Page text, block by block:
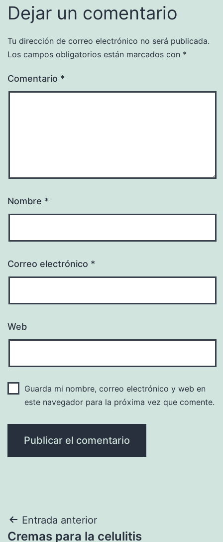
Dejar un comentario
Tu dirección de correo electrónico no será publicada.
Los campos obligatorios están marcados con *
Comentario *
Nombre *
Correo electrónico *
Web
Guarda mi nombre, correo electrónico y web en
este navegador para la próxima vez que comente.
Navegación
Entrada anterior
Cremas para la celulitis